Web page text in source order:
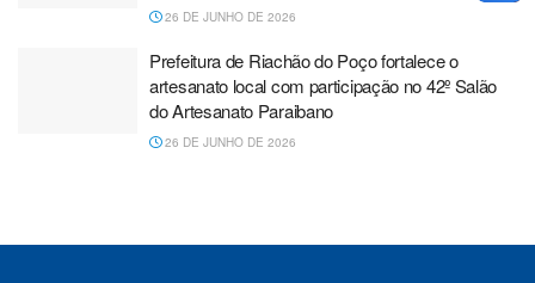
26 DE JUNHO DE 2026
Prefeitura de Riachão do Poço fortalece o
artesanato local com participação no 42º Salão
do Artesanato Paraibano
26 DE JUNHO DE 2026